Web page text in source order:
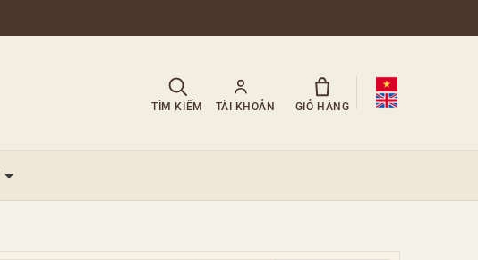
TÌM KIẾM TÀI KHOẢN GIỎ HÀNG